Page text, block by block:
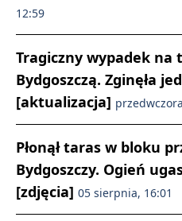
12:59
Tragiczny wypadek na
Bydgoszczą. Zginęła
[aktualizacja]
Płonął taras w bloku
Bydgoszczy. Ogień
[zdjęcia] 05 sierpnia, 16:01